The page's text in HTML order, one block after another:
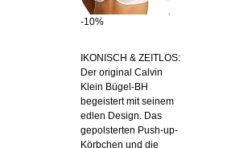
-10%
IKONISCH & ZEITLOS:
Der original Calvin
Klein Bügel-BH
begeistert mit seinem
edlen Design. Das
gepolsterten Push-up-
Körbchen und die